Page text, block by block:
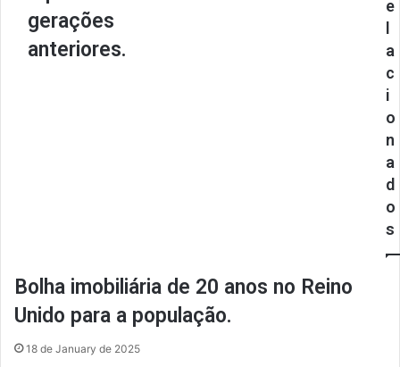
gerações
anteriores.
e
a
c
i
o
n
a
d
o
s
Bolha imobiliária de 20 anos no Reino
Unido para a população.
18 de January de 2025